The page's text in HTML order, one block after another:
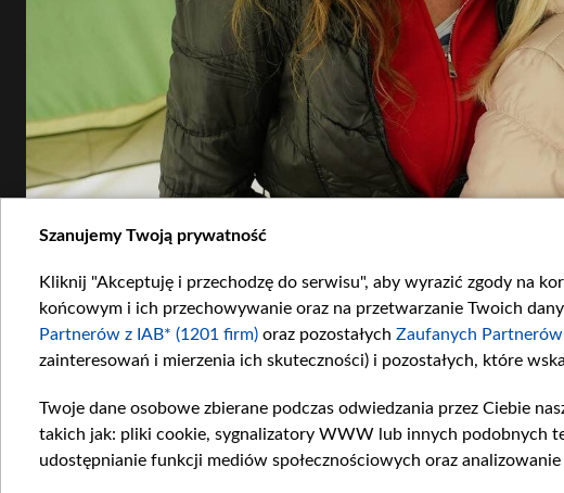
Teresa, Anna i Ewa zamieszkały razem w namiocie podczas wyjazdu poza Konstancin. Fot.
Szanujemy Twoją prywatność
Kliknij "Akceptuję i przechodzę do serwisu", aby wyrazić zgody na
końcowym i ich przechowywanie oraz na przetwarzanie Twoich
Partnerów z IAB* (1201 firm) oraz pozostałych Zaufanych
zainteresowań i mierzenia ich skuteczności) i pozostałych, które
Twoje dane osobowe zbierane podczas odwiedzania przez Ciebie
takich jak: pliki cookie, sygnalizatory WWW lub innych podobnych
udostępnianie funkcji mediów społecznościowych oraz